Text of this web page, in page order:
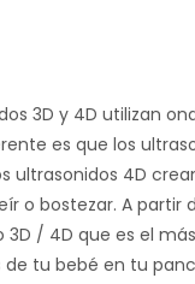
3D y 4D utilizan
es que los
ultrasonidos 4D
o bostezar. A partir
/ 4D que es el
tu bebé en tu